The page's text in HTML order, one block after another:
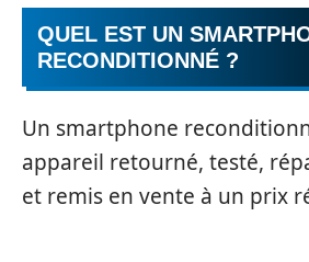
QUEL EST UN
RECONDITIONNÉ ?
Un smartphone
appareil retourné, testé,
et remis en vente à un prix